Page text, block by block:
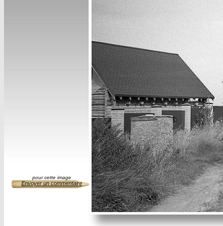
pour cette image
Envoyer un commentaire